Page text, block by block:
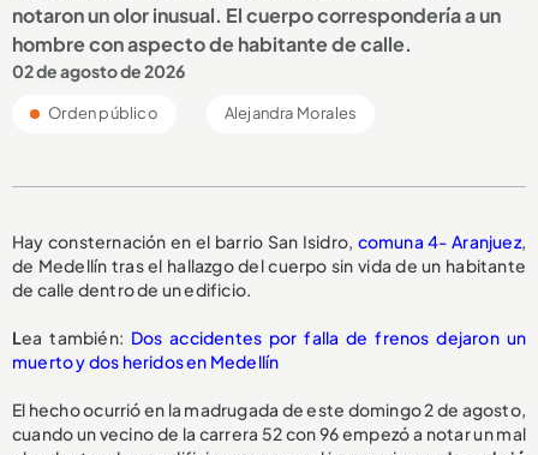
notaron un olor inusual. El cuerpo correspondería a un
hombre con aspecto de habitante de calle.
02 de agosto de 2026
Orden público Alejandra Morales
Hay consternación en el barrio San Isidro, comuna 4- Aranjuez,
de Medellín tras el hallazgo del cuerpo sin vida de un habitante
de calle dentro de un edificio.
Lea también: Dos accidentes por falla de frenos dejaron un
muerto y dos heridos en Medellín
El hecho ocurrió en la madrugada de este domingo 2 de agosto,
cuando un vecino de la carrera 52 con 96 empezó a notar un mal